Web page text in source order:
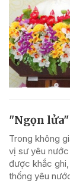
"Ngọn lửa"
Trong không
vị sư yêu
được khắc
thống yêu